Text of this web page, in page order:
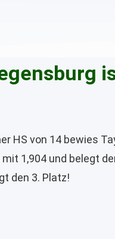
HS von 14 bewies
1,904 und belegt
den 3. Platz!